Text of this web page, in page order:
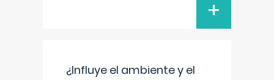
+
¿Influye el ambiente y el